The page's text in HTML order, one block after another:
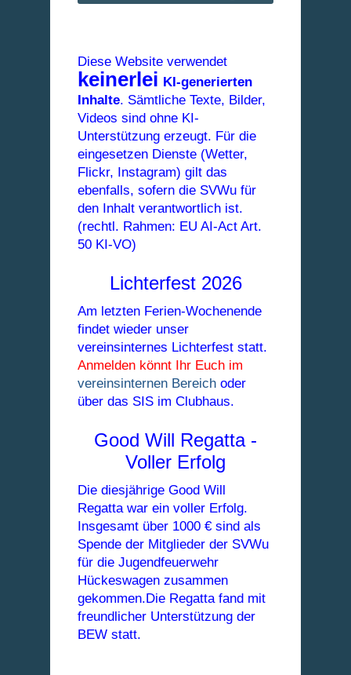
Diese Website verwendet
keinerlei KI-generierten
Inhalte. Sämtliche Texte, Bilder,
Videos sind ohne KI-
Unterstützung erzeugt. Für die
eingesetzen Dienste (Wetter,
Flickr, Instagram) gilt das
ebenfalls, sofern die SVWu für
den Inhalt verantwortlich ist.
(rechtl. Rahmen: EU AI-Act Art.
50 KI-VO)
Lichterfest 2026
Am letzten Ferien-Wochenende
findet wieder unser
vereinsinternes Lichterfest statt.
Anmelden könnt Ihr Euch im
vereinsinternen Bereich oder
über das SIS im Clubhaus.
Good Will Regatta -
Voller Erfolg
Die diesjährige Good Will
Regatta war ein voller Erfolg.
Insgesamt über 1000 € sind als
Spende der Mitglieder der SVWu
für die Jugendfeuerwehr
Hückeswagen zusammen
gekommen.Die Regatta fand mit
freundlicher Unterstützung der
BEW statt.